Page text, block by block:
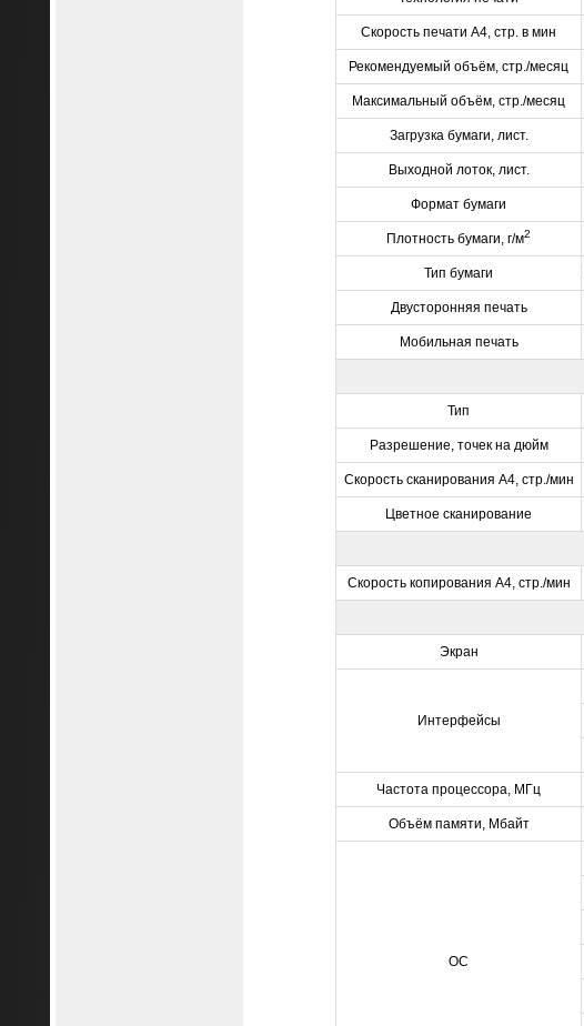
Скорость печати A4, стр. в мин
Рекомендуемый объём, стр./месяц
Максимальный объём, стр./месяц
Загрузка бумаги, лист.
Выходной лоток, лист.
Формат бумаги
Плотность бумаги, г/м2
Тип бумаги
Двусторонняя печать
Мобильная печать
Тип
Разрешение, точек на дюйм
Скорость сканирования А4, стр./мин
Цветное сканирование
Скорость копирования А4, стр./мин
Экран
Интерфейсы
Частота процессора, МГц
Объём памяти, Мбайт
ОС